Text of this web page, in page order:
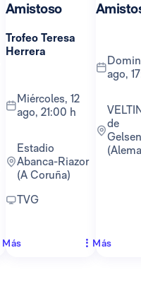
Amistoso
Trofeo Teresa
Herrera
miércoles, 12
ago, 21:00 h
Estadio
Abanca-Riazor
(A Coruña)
TVG
Más
domingo, 16
ago,
VELTINS-Arena
de
Más